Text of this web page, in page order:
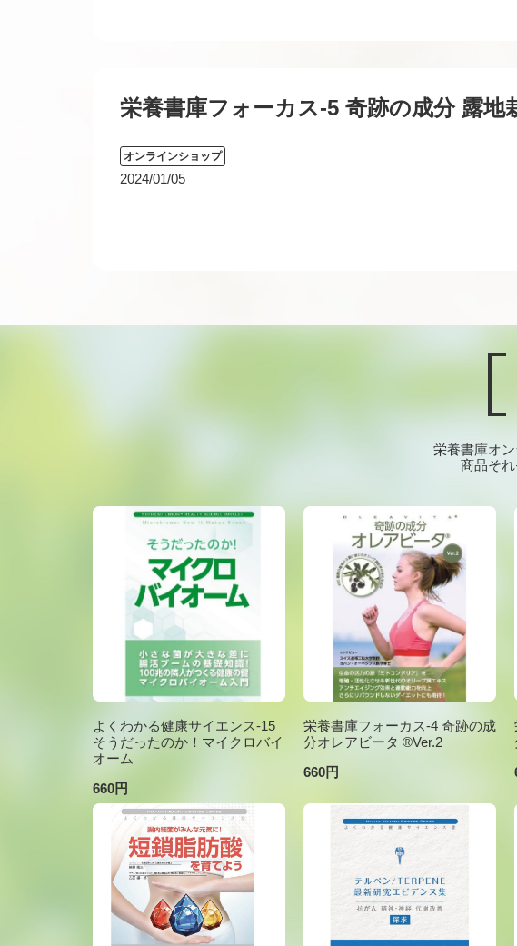
栄養書庫フォーカス-5 奇跡の成分 露地
オンラインショップ
2024/01/05
栄養書庫オ
商品そ
よくわかる健康サイエンス-15
そうだったのか！マイクロバイ
オーム
660円
栄養書庫フォーカス-4 奇跡の成
分オレアビータ ®Ver.2
660円